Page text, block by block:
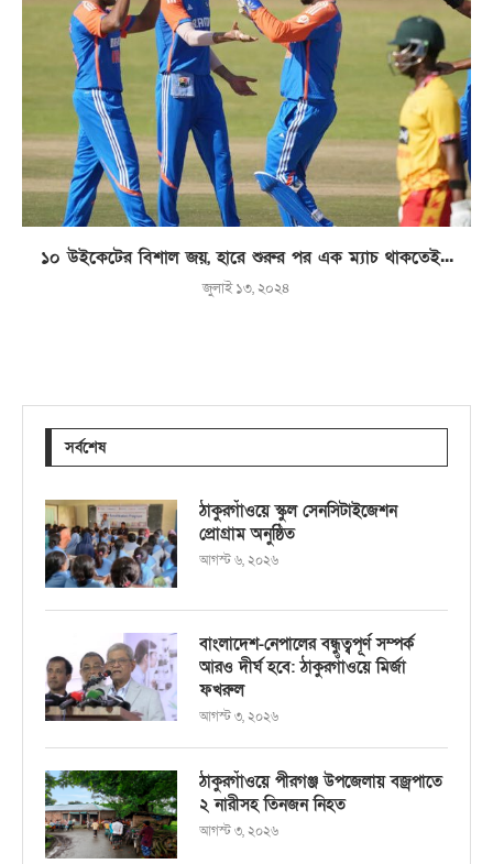
১০ উইকেটের বিশাল জয়, হারে শুরুর পর এক ম্যাচ থাকতেই...
জুলাই ১৩, ২০২৪
সর্বশেষ
ঠাকুরগাঁওয়ে স্কুল সেনসিটাইজেশন
প্রোগ্রাম অনুষ্ঠিত
আগস্ট ৬, ২০২৬
বাংলাদেশ-নেপালের বন্ধুত্বপূর্ণ সম্পর্ক
আরও দীর্ঘ হবে: ঠাকুরগাঁওয়ে মির্জা
ফখরুল
আগস্ট ৩, ২০২৬
ঠাকুরগাঁওয়ে পীরগঞ্জ উপজেলায় বজ্রপাতে
২ নারীসহ তিনজন নিহত
আগস্ট ৩, ২০২৬